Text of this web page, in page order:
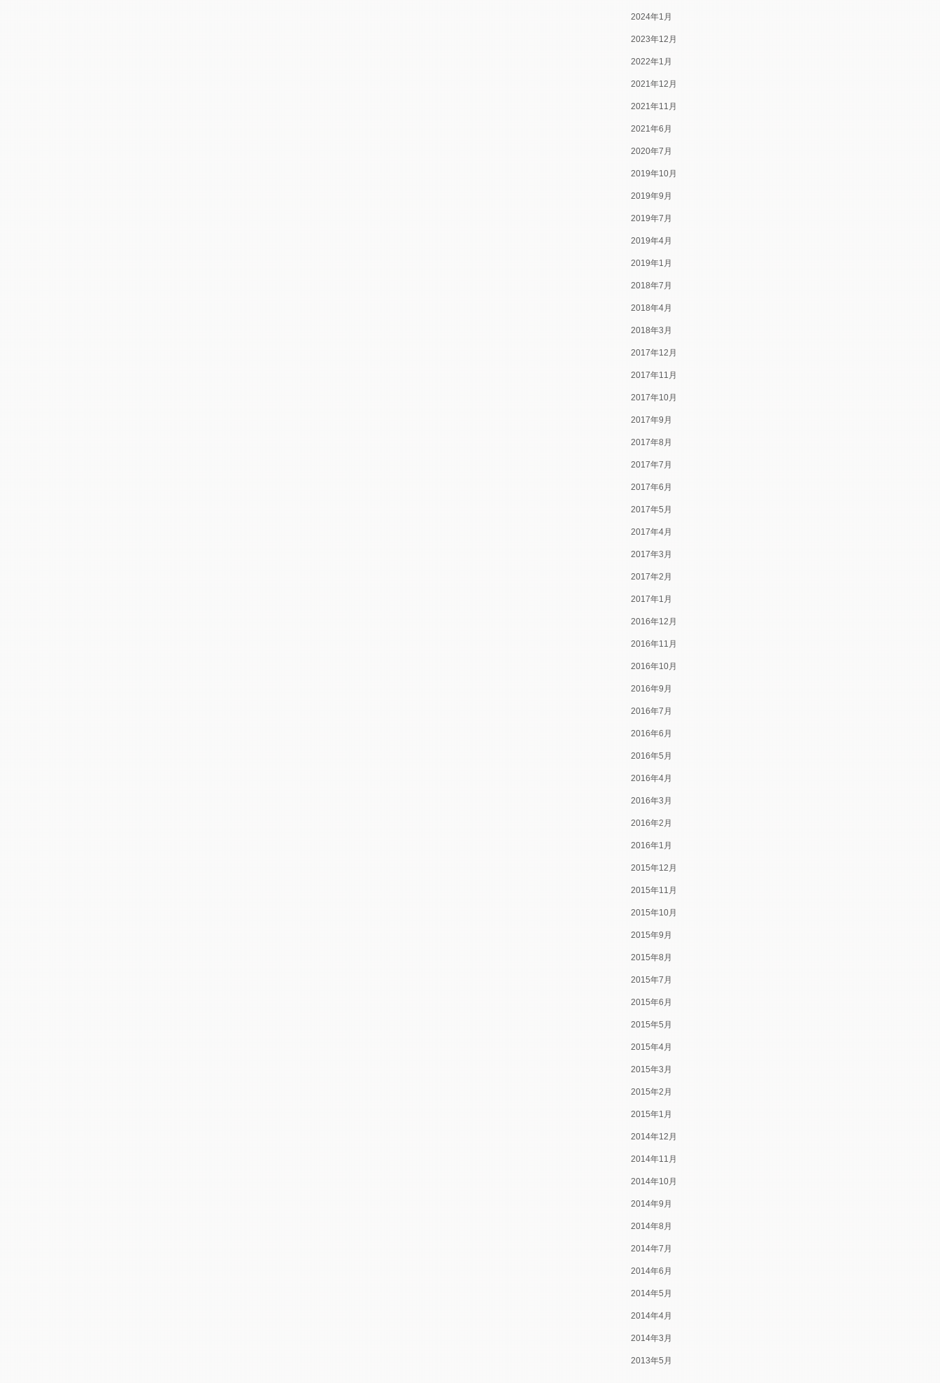
2024年1月
2023年12月
2022年1月
2021年12月
2021年11月
2021年6月
2020年7月
2019年10月
2019年9月
2019年7月
2019年4月
2019年1月
2018年7月
2018年4月
2018年3月
2017年12月
2017年11月
2017年10月
2017年9月
2017年8月
2017年7月
2017年6月
2017年5月
2017年4月
2017年3月
2017年2月
2017年1月
2016年12月
2016年11月
2016年10月
2016年9月
2016年7月
2016年6月
2016年5月
2016年4月
2016年3月
2016年2月
2016年1月
2015年12月
2015年11月
2015年10月
2015年9月
2015年8月
2015年7月
2015年6月
2015年5月
2015年4月
2015年3月
2015年2月
2015年1月
2014年12月
2014年11月
2014年10月
2014年9月
2014年8月
2014年7月
2014年6月
2014年5月
2014年4月
2014年3月
2013年5月